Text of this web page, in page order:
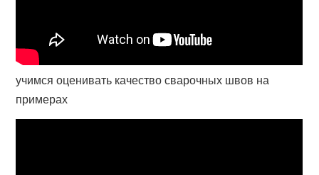
учимся оценивать качество сварочных швов на
примерах